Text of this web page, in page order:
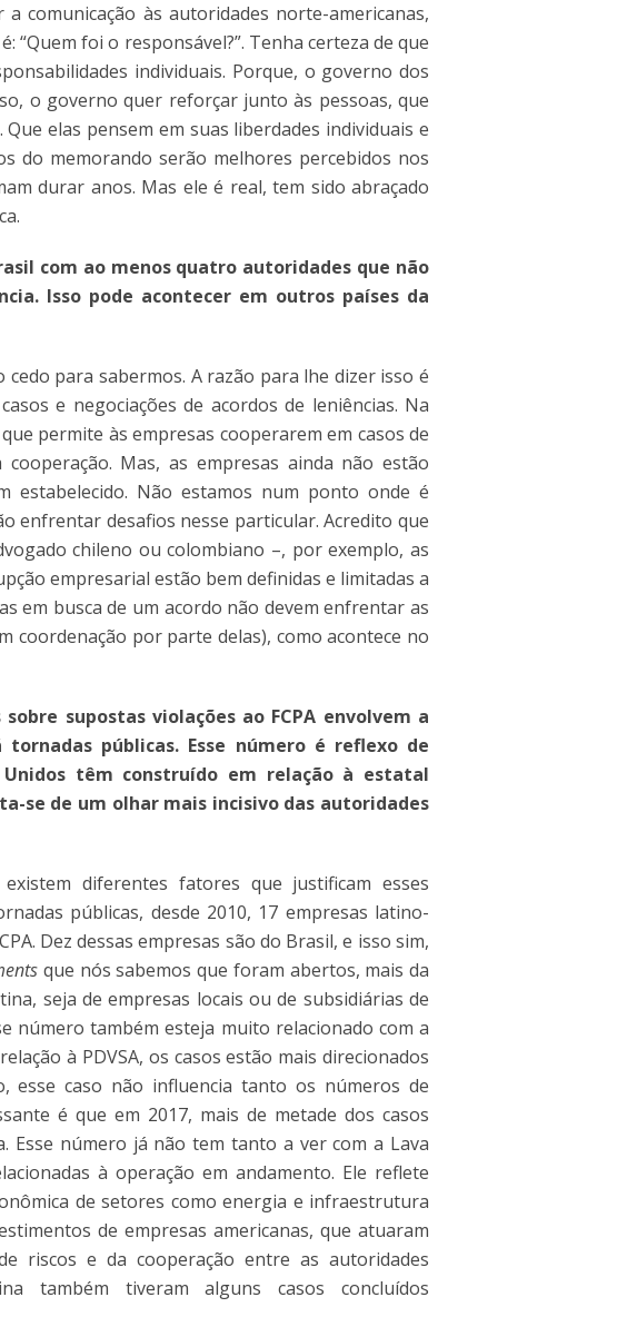
comunicação às autoridades norte-americanas,
“Quem foi o responsável?”. Tenha certeza de que
individuais. Porque, o governo dos
o governo quer reforçar junto às pessoas, que
elas pensem em suas liberdades individuais e
do memorando serão melhores percebidos nos
durar anos. Mas ele é real, tem sido abraçado
com ao menos quatro autoridades que não
Isso pode acontecer em outros países da
para sabermos. A razão para lhe dizer isso é
e negociações de acordos de leniências. Na
permite às empresas cooperarem em casos de
Mas, as empresas ainda não estão
estabelecido. Não estamos num ponto onde é
enfrentar desafios nesse particular. Acredito que
chileno ou colombiano –, por exemplo, as
empresarial estão bem definidas e limitadas a
em busca de um acordo não devem enfrentar as
coordenação por parte delas), como acontece no
supostas violações ao FCPA envolvem a
públicas. Esse número é reflexo de
têm construído em relação à estatal
se de um olhar mais incisivo das autoridades
diferentes fatores que justificam esses
públicas, desde 2010, 17 empresas latino-
Dez dessas empresas são do Brasil, e isso sim,
que nós sabemos que foram abertos, mais da
seja de empresas locais ou de subsidiárias de
número também esteja muito relacionado com a
à PDVSA, os casos estão mais direcionados
esse caso não influencia tanto os números de
é que em 2017, mais de metade dos casos
Esse número já não tem tanto a ver com a Lava
à operação em andamento. Ele reflete
de setores como energia e infraestrutura
de empresas americanas, que atuaram
riscos e da cooperação entre as autoridades
também tiveram alguns casos concluídos